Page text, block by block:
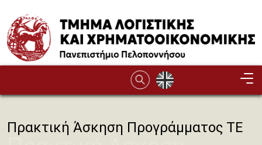
Πρακτική Άσκηση Προγράμματος ΤΕ